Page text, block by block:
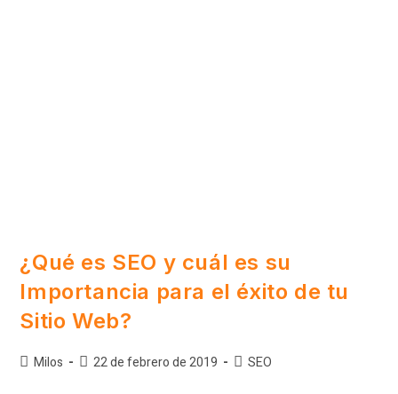
¿Qué es SEO y cuál es su
Importancia para el éxito de tu
Sitio Web?
Milos 22 de febrero de 2019 SEO